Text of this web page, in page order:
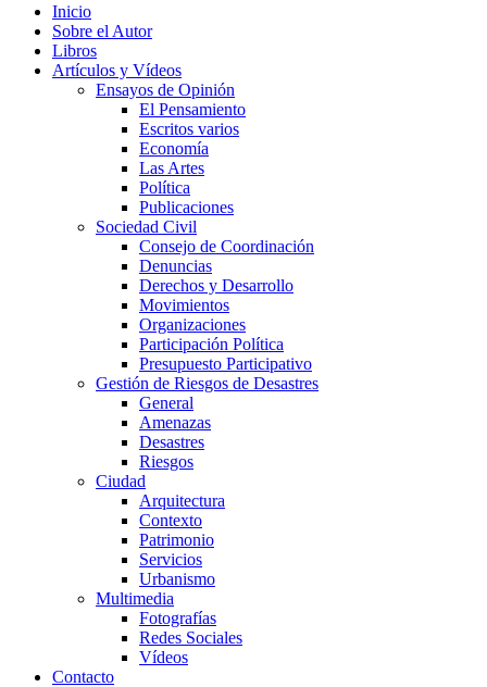
Inicio
Sobre el Autor
Libros
Artículos y Vídeos
Ensayos de Opinión
El Pensamiento
Escritos varios
Economía
Las Artes
Política
Publicaciones
Sociedad Civil
Consejo de Coordinación
Denuncias
Derechos y Desarrollo
Movimientos
Organizaciones
Participación Política
Presupuesto Participativo
Gestión de Riesgos de Desastres
General
Amenazas
Desastres
Riesgos
Ciudad
Arquitectura
Contexto
Patrimonio
Servicios
Urbanismo
Multimedia
Fotografías
Redes Sociales
Vídeos
Contacto